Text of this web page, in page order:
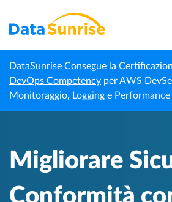
DataSunrise Consegue la
DevOps Competency per AWS
Monitoraggio, Logging e Performance
Homepage
Centro di
Conoscenza
Migliorare
l’Audit del
Migliorare
Conformità